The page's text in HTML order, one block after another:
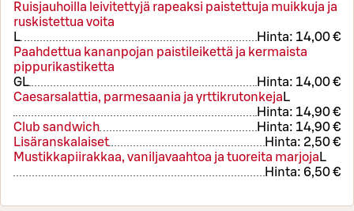
Ruisjauhoilla leivitettyjä rapeaksi paistettuja muikkuja ja
ruskistettua voita
L
Hinta: 14,00 €
Paahdettua kananpojan paistileikettä ja kermaista
pippurikastiketta
GL Hinta: 14,00 €
Caesarsalattia, parmesaania ja yrttikrutonkeja L
Hinta: 14,90 €
Club sandwich
Hinta: 14,90 €
Lisäranskalaiset
Hinta: 2,50 €
Mustikkapiirakkaa, vaniljavaahtoa ja tuoreita marjoja L
Hinta: 6,50 €